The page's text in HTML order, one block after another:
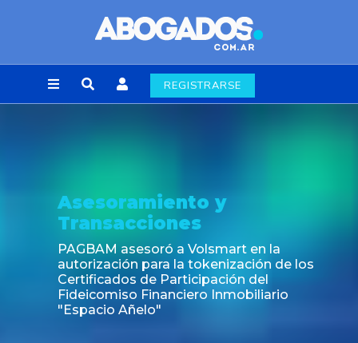
REGISTRARSE
Asesoramiento y
Transacciones
PAGBAM asesoró a Volsmart en la
autorización para la tokenización de los
Certificados de Participación del
Fideicomiso Financiero Inmobiliario
"Espacio Añelo"